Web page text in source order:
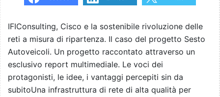
IFIConsulting, Cisco e la sostenibile rivoluzione delle
reti a misura di ripartenza. Il caso del progetto Sesto
Autoveicoli. Un progetto raccontato attraverso un
esclusivo report multimediale. Le voci dei
protagonisti, le idee, i vantaggi percepiti sin da
subitoUna infrastruttura di rete di alta qualità per